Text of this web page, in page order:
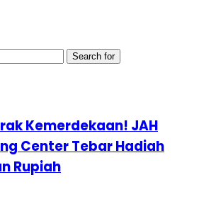
Search for
Kemerdekaan! JAH
Center Tebar Hadiah
Rupiah